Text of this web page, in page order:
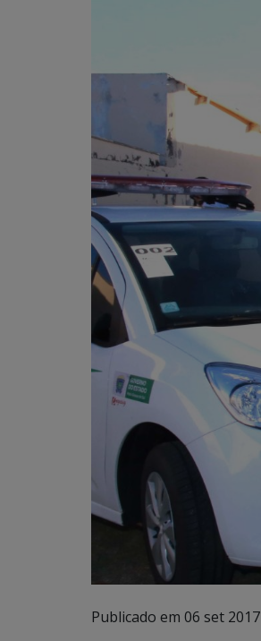
Publicado em 06 set 2017